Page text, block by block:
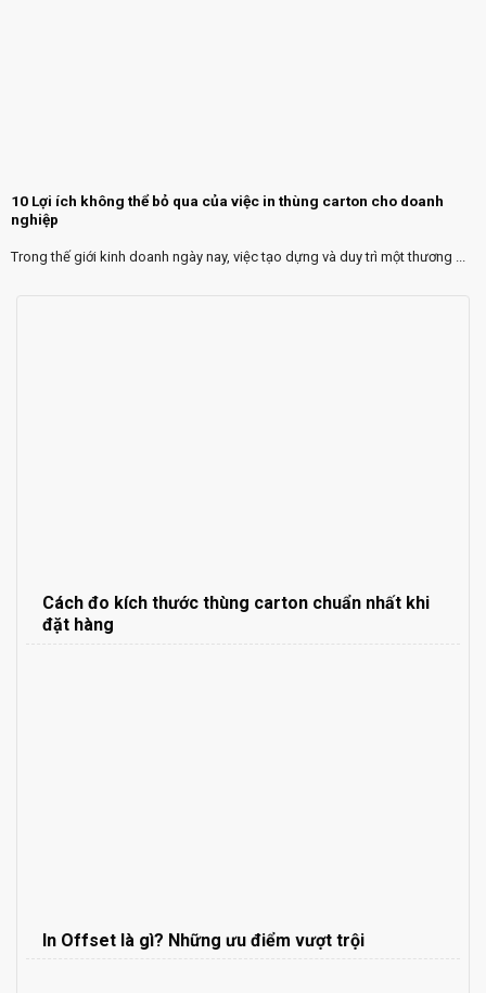
10 Lợi ích không thể bỏ qua của việc in thùng carton cho doanh
nghiệp
Trong thế giới kinh doanh ngày nay, việc tạo dựng và duy trì một thương ...
Cách đo kích thước thùng carton chuẩn nhất khi
đặt hàng
In Offset là gì? Những ưu điểm vượt trội